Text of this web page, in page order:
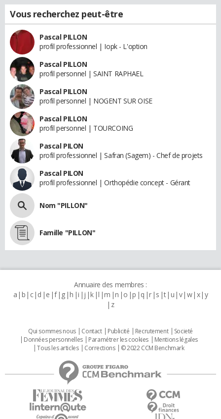
Vous recherchez peut-être
Pascal PILLON
profil professionnel | Iopk - L'option
Pascal PILLON
profil personnel | SAINT RAPHAEL
Pascal PILLON
profil personnel | NOGENT SUR OISE
Pascal PILLON
profil personnel | TOURCOING
Pascal PILON
profil professionnel | Safran (Sagem) - Chef de projets
Pascal PILON
profil professionnel | Orthopédie concept - Gérant
Nom "PILLON"
Famille "PILLON"
Annuaire des membres :
a b c d e f g h i j k l m n o p q r s t u v w x y
z
Qui sommes nous Contact Publicité Recrutement
Societé
Données personnelles
Paramétrer les cookies
Mentions légales
Tous les articles
Corrections © 2022 CCM Benchmark